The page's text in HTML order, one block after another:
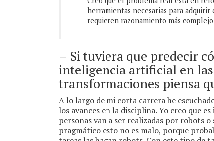
herramientas necesarias para adquirir
requieren razonamiento más
– Si tuviera que predecir
inteligencia artificial en las
transformaciones piensa
A lo largo de mi corta carrera he
los avances en la disciplina. Yo creo que
personas van a ser realizadas por robots
pragmático esto no es malo, porque